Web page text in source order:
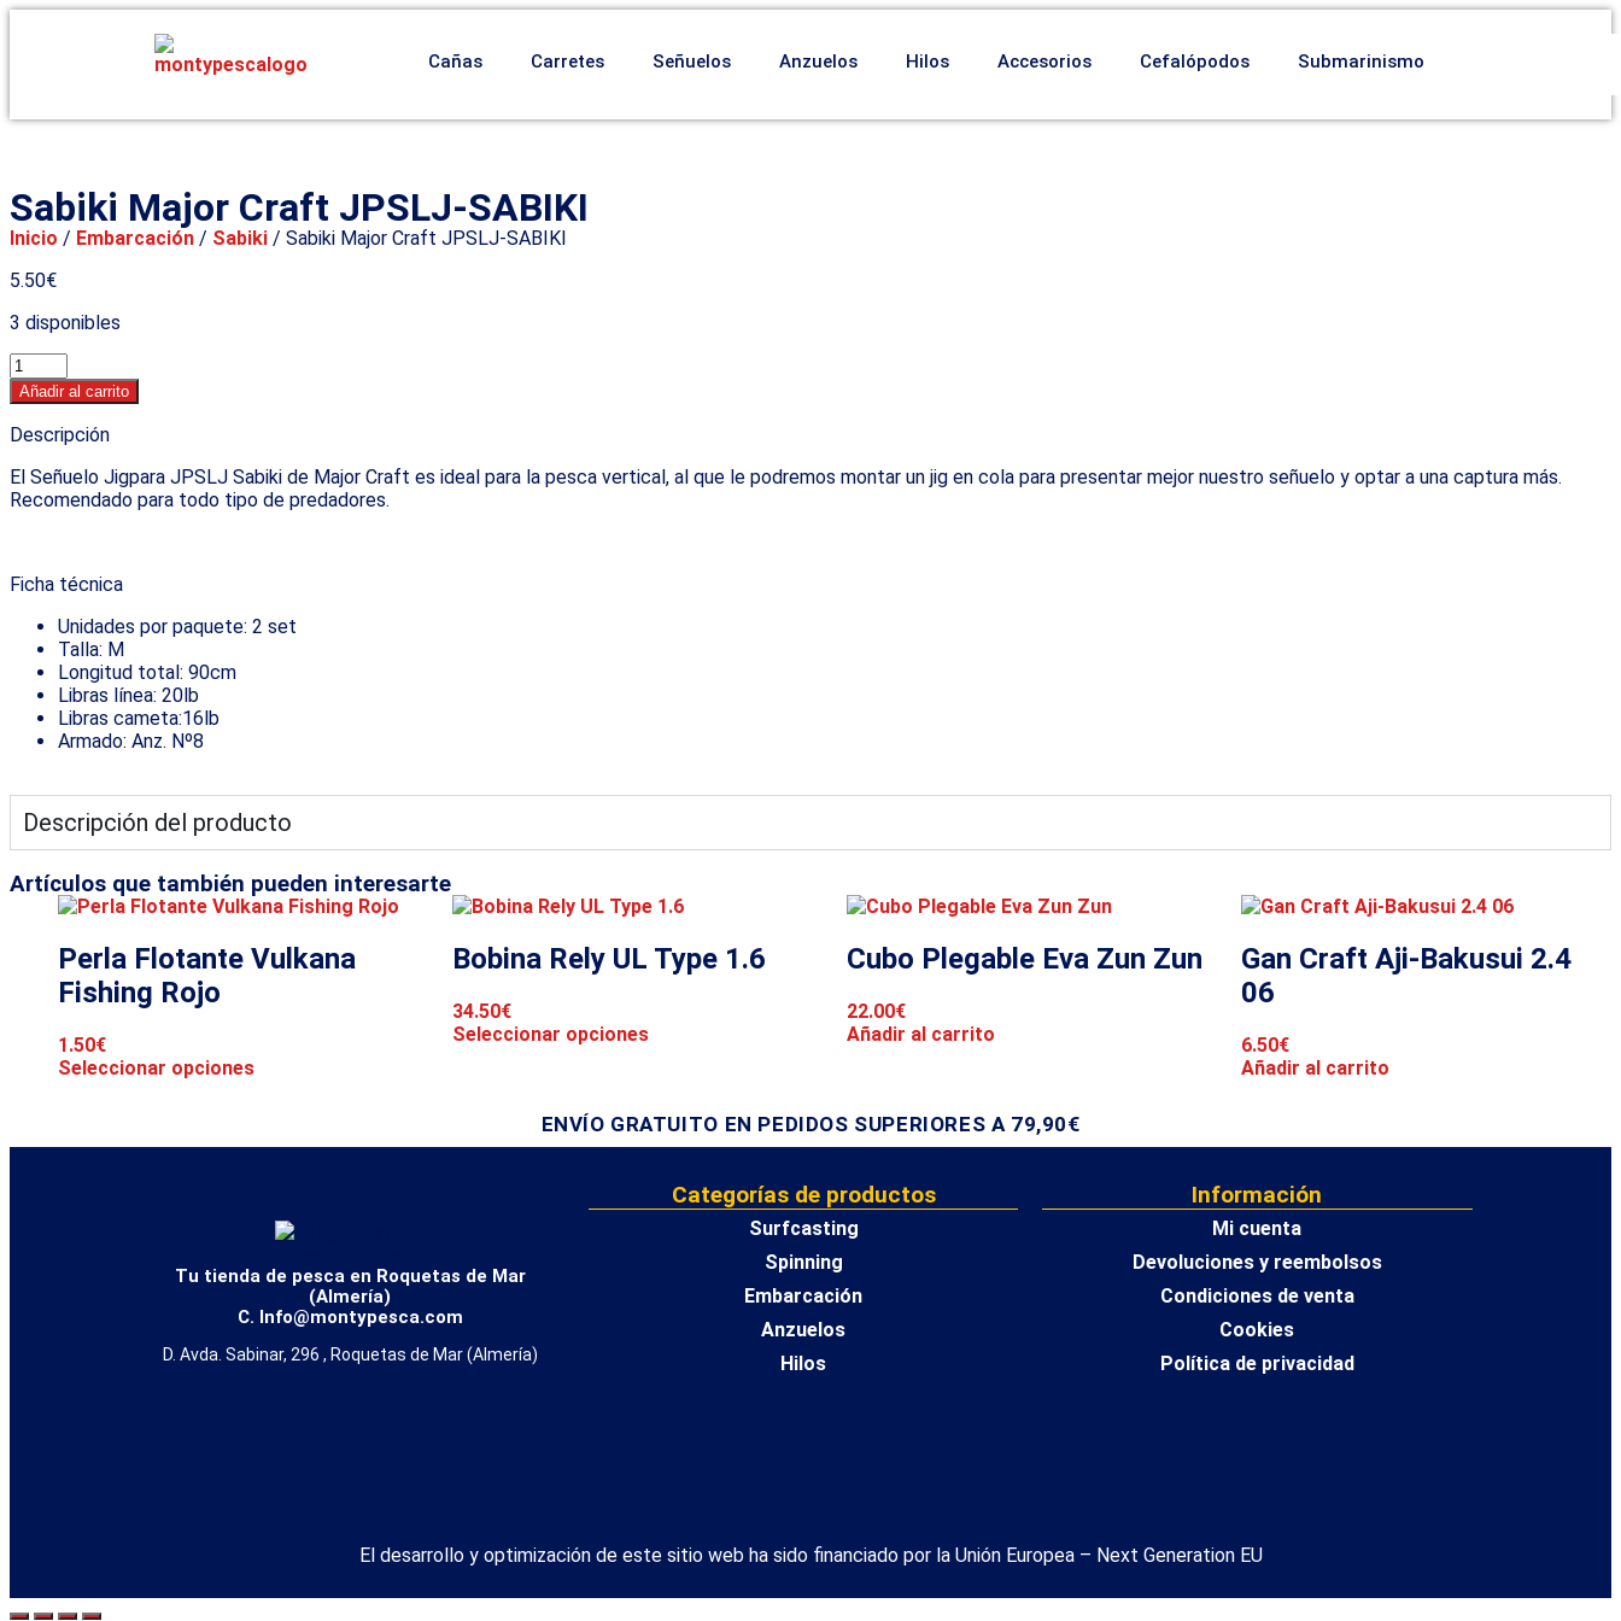
Cañas Carretes Señuelos Anzuelos Hilos Accesorios Cefalópodos Submarinismo
Sabiki Major Craft JPSLJ-SABIKI
Inicio / Embarcación / Sabiki / Sabiki Major Craft JPSLJ-SABIKI
5.50€
3 disponibles
Añadir al carrito
Descripción
El Señuelo Jigpara JPSLJ Sabiki de Major Craft es ideal para la pesca vertical, al que le podremos montar un jig en cola para presentar mejor nuestro señuelo y optar a una captura más.
Recomendado para todo tipo de predadores.
Ficha técnica
Unidades por paquete: 2 set
Talla: M
Longitud total: 90cm
Libras línea: 20lb
Libras cameta:16lb
Armado: Anz. Nº8
Descripción del producto
Artículos que también pueden interesarte
Perla Flotante Vulkana
Fishing Rojo
1.50€
Seleccionar opciones
Bobina Rely UL Type 1.6
34.50€
Seleccionar opciones
Cubo Plegable Eva Zun Zun
22.00€
Añadir al carrito
Gan Craft Aji-Bakusui 2.4
06
6.50€
Añadir al carrito
ENVÍO GRATUITO EN PEDIDOS SUPERIORES A 79,90€
Tu tienda de pesca en Roquetas de Mar
(Almería)
C. Info@montypesca.com
D. Avda. Sabinar, 296 , Roquetas de Mar (Almería)
Categorías de productos
Surfcasting
Spinning
Embarcación
Anzuelos
Hilos
Información
Mi cuenta
Devoluciones y reembolsos
Condiciones de venta
Cookies
Política de privacidad
El desarrollo y optimización de este sitio web ha sido financiado por la Unión Europea – Next Generation EU